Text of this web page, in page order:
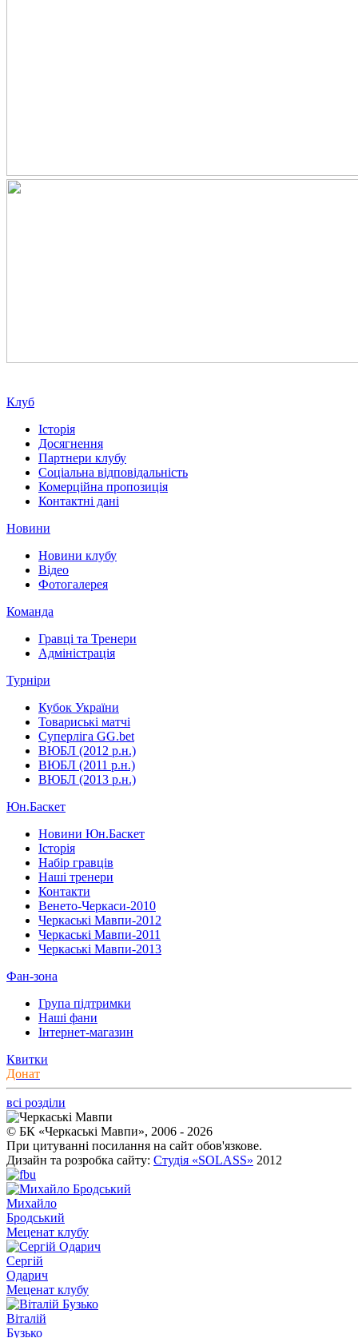
Клуб
Історія
Досягнення
Партнери клубу
Соціальна відповідальність
Комерційна пропозиція
Контактні дані
Новини
Новини клубу
Відео
Фотогалерея
Команда
Гравці та Тренери
Адміністрація
Турніри
Кубок України
Товариські матчі
Суперліга GG.bet
ВЮБЛ (2012 р.н.)
ВЮБЛ (2011 р.н.)
ВЮБЛ (2013 р.н.)
Юн.Баскет
Новини Юн.Баскет
Історія
Набір гравців
Наші тренери
Контакти
Венето-Черкаси-2010
Черкаські Мавпи-2012
Черкаські Мавпи-2011
Черкаські Мавпи-2013
Фан-зона
Група підтримки
Наші фани
Інтернет-магазин
Квитки
Донат
всі розділи
© БК «Черкаські Мавпи», 2006 - 2026
При цитуванні посилання на сайт обов'язкове.
Дизайн та розробка сайту: Студія «SOLASS» 2012
Михайло
Бродський
Меценат клубу
Сергій
Одарич
Меценат клубу
Віталій
Бузько